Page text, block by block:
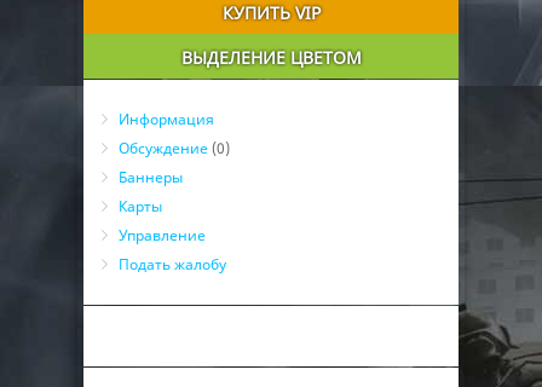
КУПИТЬ VIP
ВЫДЕЛЕНИЕ ЦВЕТОМ
Информация
Обсуждение (0)
Баннеры
Карты
Управление
Подать жалобу